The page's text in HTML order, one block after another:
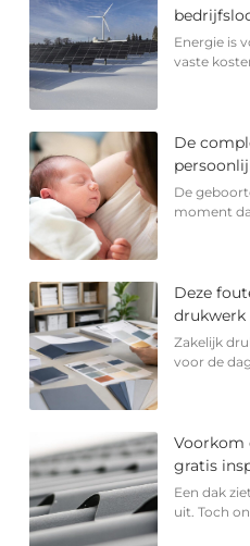
Energie is
vaste
De
De
moment
Deze
Zakelijk
voor de
Voorkom
gratis
Een dak
uit. Toch